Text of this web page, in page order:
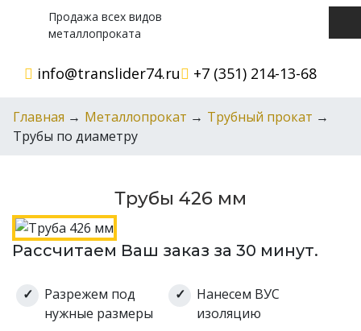
Продажа всех видов
металлопроката
info@translider74.ru +7 (351) 214-13-68
Главная → Металлопрокат → Трубный прокат →
Трубы по диаметру
Трубы 426 мм
Рассчитаем Ваш заказ за 30 минут.
Разрежем под
нужные размеры
Нанесем ВУС
изоляцию